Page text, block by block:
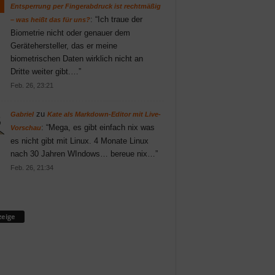
Entsperrung per Fingerabdruck ist rechtmäßig
– was heißt das für uns?: “Ich traue der
Biometrie nicht oder genauer dem
Gerätehersteller, das er meine
biometrischen Daten wirklich nicht an
Dritte weiter gibt.… ”
Feb. 26, 23:21
Gabrielzu Kate als Markdown-Editor mit Live-
Vorschau: “Mega, es gibt einfach nix was
es nicht gibt mit Linux. 4 Monate Linux
nach 30 Jahren WIndows… bereue nix… ”
Feb. 26, 21:34